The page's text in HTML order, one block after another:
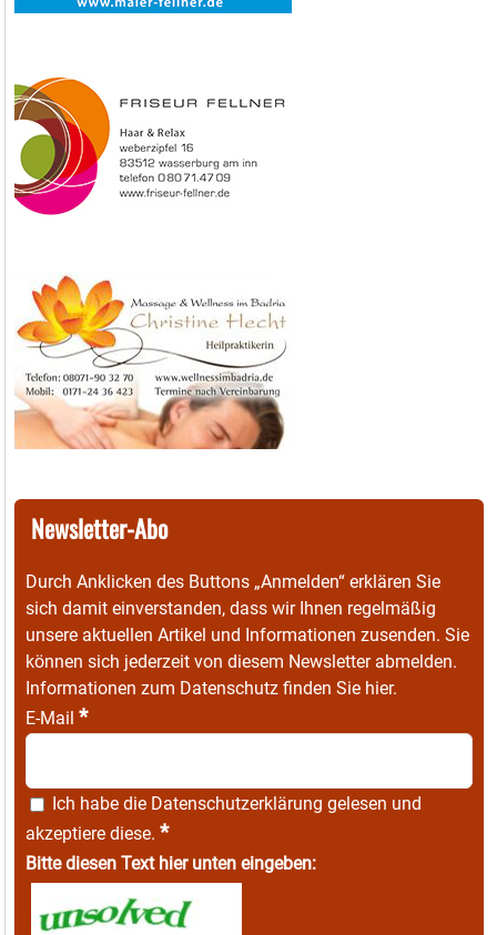
Newsletter-Abo
Durch Anklicken des Buttons „Anmelden“ erklären Sie
sich damit einverstanden, dass wir Ihnen regelmäßig
unsere aktuellen Artikel und Informationen zusenden. Sie
können sich jederzeit von diesem Newsletter abmelden.
Informationen zum Datenschutz finden Sie hier.
E-Mail *
Ich habe die Datenschutzerklärung gelesen und
akzeptiere diese. *
Bitte diesen Text hier unten eingeben: